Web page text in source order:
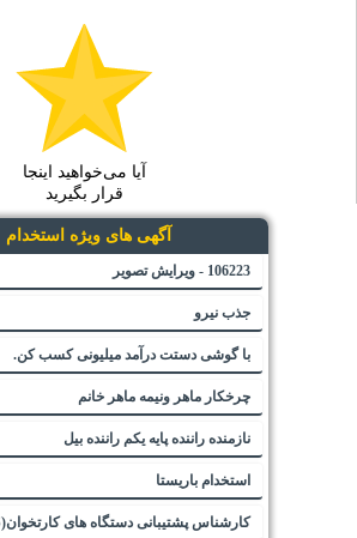
آیا می‌خواهید اینجا
قرار بگیرید
آگهی های ویژه استخدام
106223 - ویرایش تصویر
جذب نیرو
با گوشی دستت درآمد میلیونی کسب کن.
چرخکار ماهر ونیمه ماهر خانم
نازمنده راننده پایه یکم راننده بیل
استخدام باریستا
کارشناس پشتیبانی دستگاه های کارتخوان(POS)